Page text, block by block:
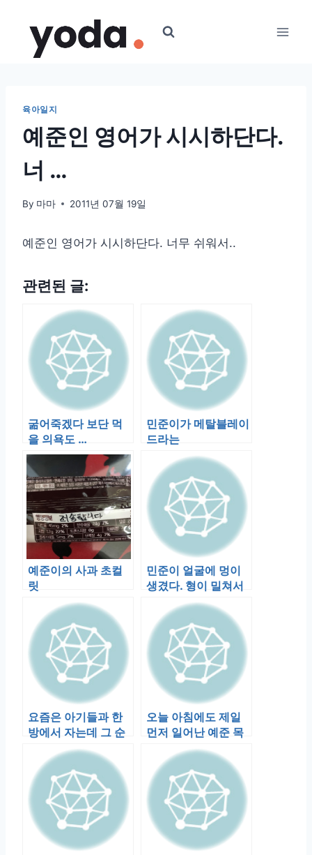
content
육아일지
예준인 영어가 시시하단다.
너 …
By 마마 2011년 07월 19일
예준인 영어가 시시하단다. 너무 쉬워서..
관련된 글:
굶어죽겠다 보단 먹
을 의욕도 …
민준이가 메탈블레이
드라는
예준이의 사과 초컬
릿
민준이 얼굴에 멍이
생겼다. 형이 밀쳐서
요즘은 아기들과 한
방에서 자는데 그 순
서는 이렇다. 예준이-
수영-민준이-…
오늘 아침에도 제일
먼저 일어난 예준 목
소리가 거실에서 들
린다. “배고…